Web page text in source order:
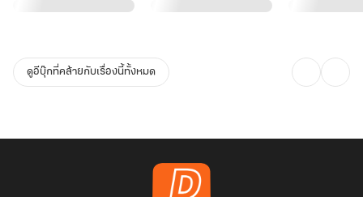
ดูอีบุ๊กที่คล้ายกับเรื่องนี้ทั้งหมด